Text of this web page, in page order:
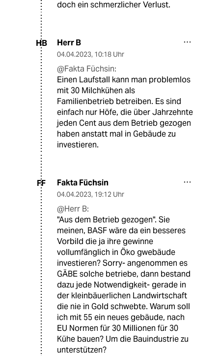
doch ein schmerzlicher Verlust.
HB Herr B
04.04.2023, 10:18 Uhr
@Fakta Füchsin:
Einen Laufstall kann man problemlos
mit 30 Milchkühen als
Familienbetrieb betreiben. Es sind
einfach nur Höfe, die über Jahrzehnte
jeden Cent aus dem Betrieb gezogen
haben anstatt mal in Gebäude zu
investieren.
FF Fakta Füchsin
04.04.2023, 19:12 Uhr
@Herr B:
"Aus dem Betrieb gezogen". Sie
meinen, BASF wäre da ein besseres
Vorbild die ja ihre gewinne
vollumfänglich in Öko gwebäude
investieren? Sorry- angenommen es
GÄBE solche betriebe, dann bestand
dazu jede Notwendigkeit- gerade in
der kleinbäuerlichen Landwirtschaft
die nie in Gold schwebte. Warum soll
ich mit 55 ein neues gebäude, nach
EU Normen für 30 Millionen für 30
Kühe bauen? Um die Bauindustrie zu
unterstützen?